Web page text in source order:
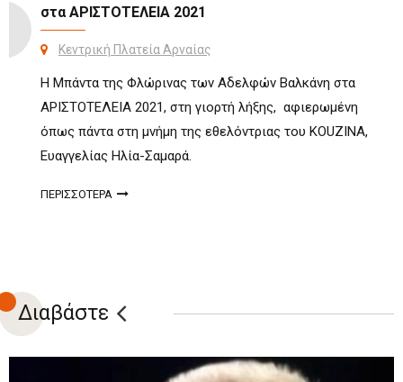
στα ΑΡΙΣΤΟΤΕΛΕΙΑ 2021
Κεντρική Πλατεία Αρναίας
Η Μπάντα της Φλώρινας των Αδελφών Βαλκάνη στα
ΑΡΙΣΤΟΤΕΛΕΙΑ 2021, στη γιορτή λήξης, αφιερωμένη
όπως πάντα στη μνήμη της εθελόντριας του KOUZINA,
Ευαγγελίας Ηλία-Σαμαρά.
ΠΕΡΙΣΣΟΤΕΡΑ
Διαβάστε